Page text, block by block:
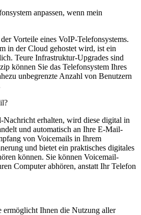
anpassen, wenn mein
Vorteile eines VoIP-Telefonsystems.
in der Cloud gehostet wird, ist ein
Teure Infrastruktur-Upgrades sind
können Sie das Telefonsystem Ihres
unbegrenzte Anzahl von Benutzern
Nachricht erhalten, wird diese digital in
und automatisch an Ihre E-Mail-
von Voicemails in Ihrem
und bietet ein praktisches digitales
können. Sie können Voicemail-
Computer abhören, anstatt Ihr Telefon
ermöglicht Ihnen die Nutzung aller